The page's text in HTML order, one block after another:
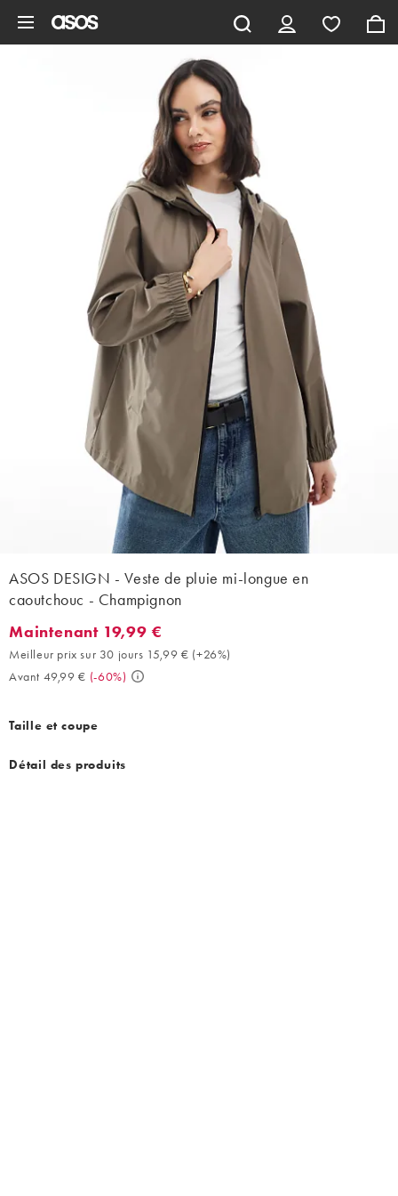
ASOS DESIGN - Veste de pluie mi-longue en
caoutchouc - Champignon
Maintenant 19,99 €. Meilleur prix sur 30 jours 15,99 € (+26%).
Maintenant 19,99 €
Meilleur prix sur 30 jours 15,99 € (+26%)
Avant 49,99 € (-60%)
Taille et coupe
Détail des produits